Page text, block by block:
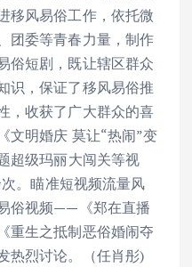
移风易俗工作，依托微
团委等青春力量，制作
俗短剧，既让辖区群众
识，保证了移风易俗推
，收获了广大群众的喜
文明婚庆 莫让“热闹”变
超级玛丽大闯关等视
。瞄准短视频流量风
俗视频——《郑在直播
重生之抵制恶俗婚闹夺
热烈讨论。（任肖彤)